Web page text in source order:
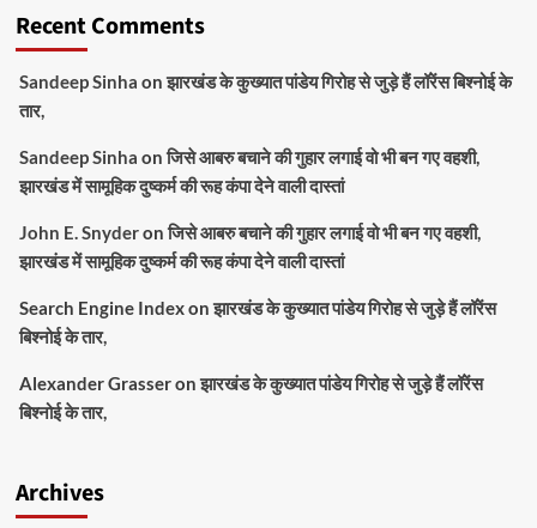
Recent Comments
Sandeep Sinha onझारखंड के कुख्यात पांडेय गिरोह से जुड़े हैं लॉरेंस बिश्नोई के
तार,
Sandeep Sinha onजिसे आबरु बचाने की गुहार लगाई वो भी बन गए वहशी,
झारखंड में सामूहिक दुष्कर्म की रूह कंपा देने वाली दास्तां
John E. Snyderonजिसे आबरु बचाने की गुहार लगाई वो भी बन गए वहशी,
झारखंड में सामूहिक दुष्कर्म की रूह कंपा देने वाली दास्तां
Search Engine Indexonझारखंड के कुख्यात पांडेय गिरोह से जुड़े हैं लॉरेंस
बिश्नोई के तार,
Alexander Grasseronझारखंड के कुख्यात पांडेय गिरोह से जुड़े हैं लॉरेंस
बिश्नोई के तार,
Archives